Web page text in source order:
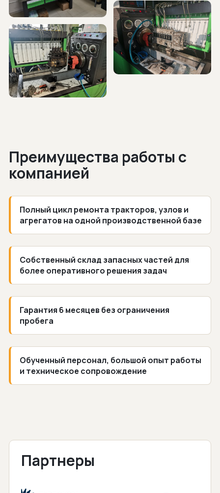
Преимущества работы с
компанией
Полный цикл ремонта тракторов, узлов и
агрегатов на одной производственной базе
Собственный склад запасных частей для
более оперативного решения задач
Гарантия 6 месяцев без ограничения
пробега
Обученный персонал, большой опыт работы
и техническое сопровождение
Партнеры